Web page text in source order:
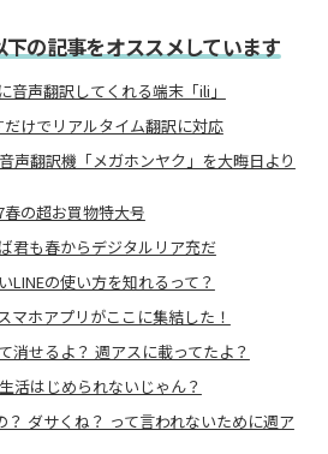
の記事をオススメしています
音声翻訳してくれる端末「ili」
けでリアルタイム翻訳に対応
声翻訳機「メガホンヤク」を大晦日より
の超お買物特大号
君も春からデジタルリア充だ
LINEの使い方を知れるって？
マホアプリがここに集結した！
消せるよ？ 週アスに載ってたよ？
活はじめられないじゃん？
ダサくね？ って言われないために週ア